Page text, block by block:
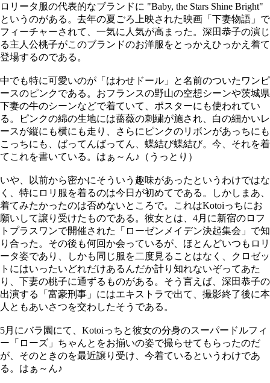
ロリータ服の代表的なブランドに "Baby, the Stars Shine Bright"
というのがある。去年の夏ごろ上映された映画「下妻物語」で
フィーチャーされて、一気に人気が高まった。深田恭子の演じ
る主人公桃子がこのブランドのお洋服をとっかえひっかえ着て
登場するのである。
中でも特に可愛いのが「はわせドール」と名前のついたワンピ
ースのピンクである。おフランスの野山の空想シーンや茨城県
下妻の牛のシーンなどで着ていて、ポスターにも使われてい
る。ピンクの綿の生地には薔薇の刺繍が施され、白の細かいレ
ースが縦にも横にも走り、さらにピンクのリボンがあっちにも
こっちにも、ばってんばってん、蝶結び蝶結び。今、それを着
てこれを書いている。はぁ～ん♪（うっとり）
いや、以前から密かにそういう趣味があったというわけではな
く、特にロリ服を着るのは今日が初めてである。しかしまあ、
着てみたかったのは否めないところで。これはKotoiっちにお
願いして譲り受けたものである。彼女とは、4月に新宿のロフ
トプラスワンで開催された「ローゼンメイデン決起集会」で知
り合った。その後も何回か会っているが、ほとんどいつもロリ
ータ姿であり、しかも同じ服を二度見ることはなく、クロゼッ
トにはいったいどれだけあるんだか計り知れないぞってあた
り、下妻の桃子に通ずるものがある。そう言えば、深田恭子の
出演する「富豪刑事」にはエキストラで出て、撮影終了後に本
人ともあいさつを交わしたそうである。
5月にバラ園にて、Kotoiっちと彼女の分身のスーパードルフィ
ー「ローズ」ちゃんとをお揃いの姿で撮らせてもらったのだ
が、そのときのを最近譲り受け、今着ているというわけであ
る。はぁ～ん♪